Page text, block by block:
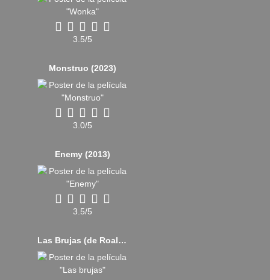
3.5/5
Monstruo (2023)
3.0/5
Enemy (2013)
3.5/5
Las Brujas (de Roald Dahl) (2020)